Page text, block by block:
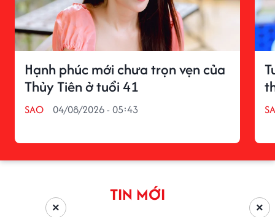
Hạnh phúc mới chưa trọn vẹn của
Thủy Tiên ở tuổi 41
SAO 04/08/2026 - 05:43
TIN MỚI
×
×